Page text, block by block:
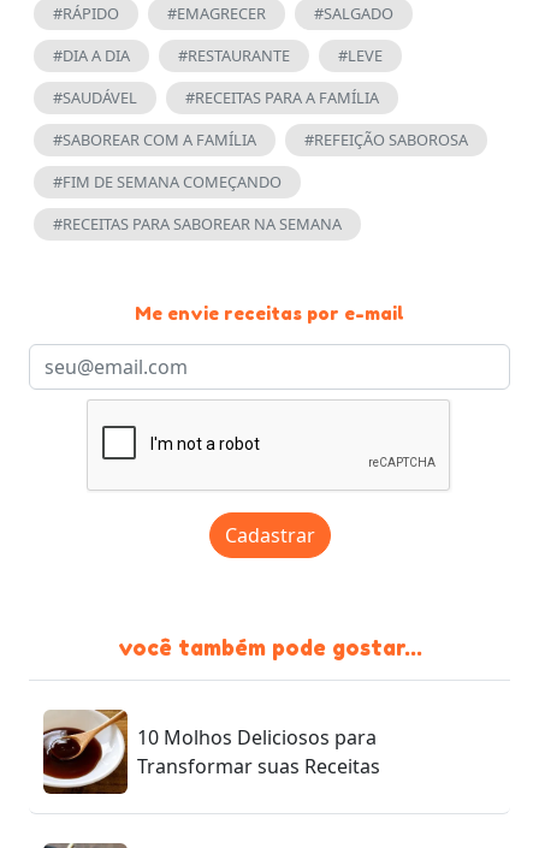
#RÁPIDO
#EMAGRECER
#SALGADO
#DIA A DIA
#RESTAURANTE
#LEVE
#SAUDÁVEL
#RECEITAS PARA A FAMÍLIA
#SABOREAR COM A FAMÍLIA
#REFEIÇÃO SABOROSA
#FIM DE SEMANA COMEÇANDO
#RECEITAS PARA SABOREAR NA SEMANA
Me envie receitas por e-mail
Cadastrar
você também pode gostar...
10 Molhos Deliciosos para
Transformar suas Receitas